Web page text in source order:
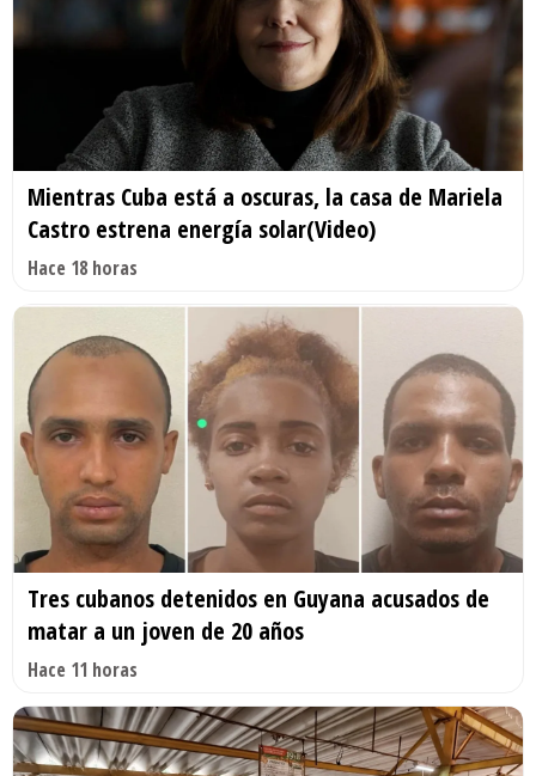
Mientras Cuba está a oscuras, la casa de Mariela
Castro estrena energía solar(Video)
Hace 18 horas
Tres cubanos detenidos en Guyana acusados de
matar a un joven de 20 años
Hace 11 horas